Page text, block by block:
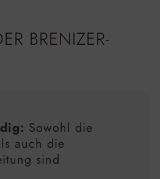
BRENIZER-
Sowohl die
auch die
sind